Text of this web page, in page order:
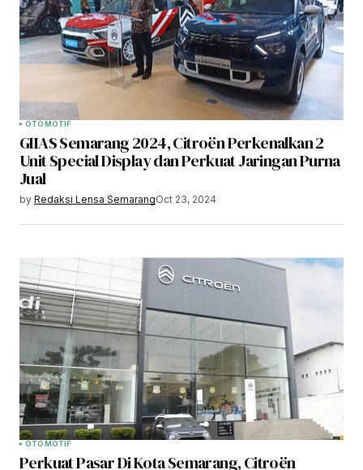
OTOMOTIF
GIIAS Semarang 2024, Citroën Perkenalkan 2
Unit Special Display dan Perkuat Jaringan Purna
Jual
by Redaksi Lensa SemarangOct 23, 2024
OTOMOTIF
Perkuat Pasar Di Kota Semarang, Citroën